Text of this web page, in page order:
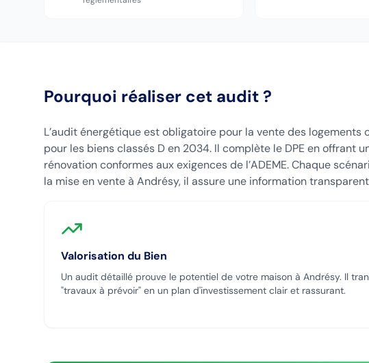
Pourquoi réaliser cet audit ?
L’audit énergétique est obligatoire pour la vente des
pour les biens classés D en 2034. Il complète le DPE en
rénovation conformes aux exigences de l’ADEME. Chaque
la mise en vente à Andrésy, il assure une information
Valorisation du Bien
Un audit détaillé prouve le potentiel de votre maison à Andrésy. Il
"travaux à prévoir" en un plan d'investissement clair et rassurant.